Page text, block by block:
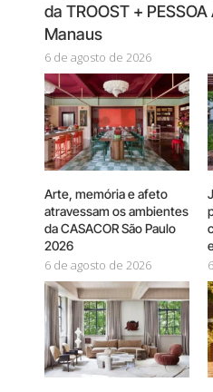
da TROOST +
Manaus
6 de agosto de 2026
Arte, memória e afeto
atravessam os ambientes
da CASACOR São Paulo
2026
6 de agosto de 2026